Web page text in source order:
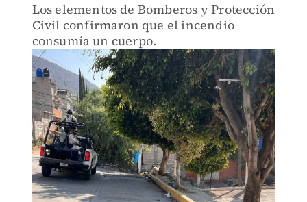
Los elementos de Bomberos y Protección
Civil confirmaron que el incendio
consumía un cuerpo.